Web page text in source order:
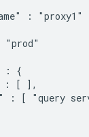
: "proxy1"
"prod"
: {
[ ],
: [ "query